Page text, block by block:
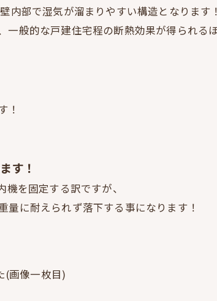
部で湿気が溜まりやすい構造となります！
般的な戸建住宅程の断熱効果が得られる
！
す！
を固定する訳ですが、
に耐えられず落下する事になります！
(画像一枚目)